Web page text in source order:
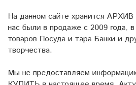
На данном сайте хранится АРХИВ
нас были в продаже с 2009 года,
товаров Посуда и тара Банки и
творчества.
Мы не предоставляем